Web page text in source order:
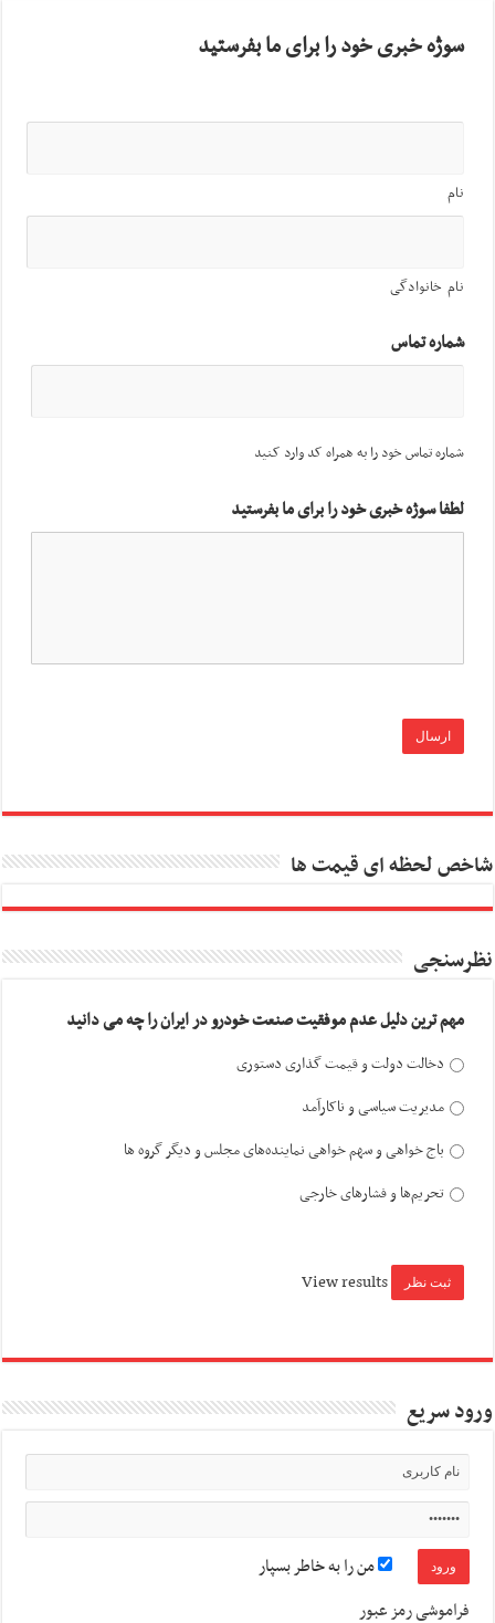
سوژه خبری خود را برای ما بفرستید
نام
نام خانوادگی
شماره تماس
شماره تماس خود را به همراه کد وارد کنید
لطفا سوژه خبری خود را برای ما بفرستید
شاخص لحظه ای قیمت ها
نظرسنجی
مهم ترین دلیل عدم موفقیت صنعت خودرو در ایران را چه می دانید
دخالت دولت و قیمت گذاری دستوری
مدیریت سیاسی و ناکارآمد
باج خواهی و سهم خواهی نماینده‌های مجلس و دیگر گروه ها
تحریم‌ها و فشارهای خارجی
View results
ورود سریع
من را به خاطر بسپار
فراموشی رمز عبور